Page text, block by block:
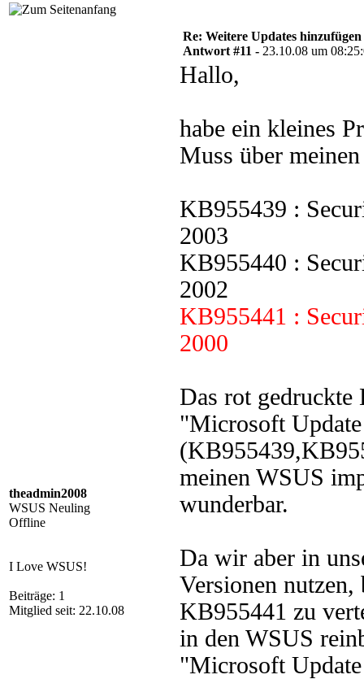
theadmin2008
WSUS Neuling
Offline
I Love WSUS!
Beiträge: 1
Mitglied seit: 22.10.08
Re: Weitere Updates hinzufügen
Antwort #11 - 23.10.08 um
Hallo,
habe ein kleines
Muss über
KB955439 :
2003
KB955440 :
2002
KB955441 :
2000
Das rot gedruckte
"Microsoft
meinen WSUS
wunderbar.
Da wir aber in
Versionen nutzen,
KB955441 zu
in den WSUS
"Microsoft